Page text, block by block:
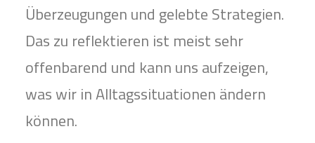
Überzeugungen und gelebte Strategien.
Das zu reflektieren ist meist sehr
offenbarend und kann uns aufzeigen,
was wir in Alltagssituationen ändern
können.